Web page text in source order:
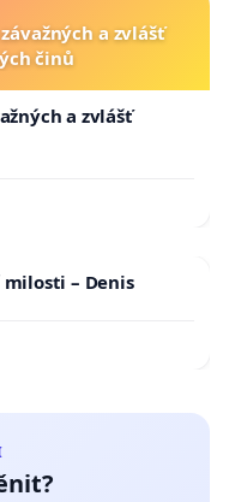
a zvlášť
činů
a zvlášť
– Denis